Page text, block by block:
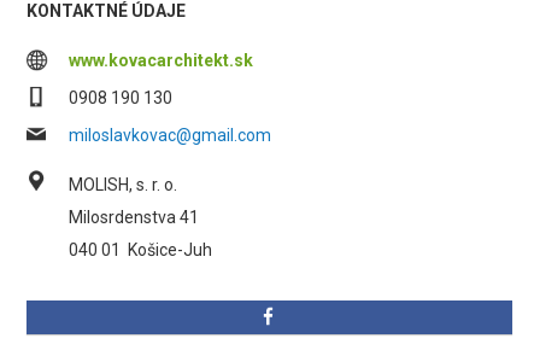
KONTAKTNÉ ÚDAJE
www.kovacarchitekt.sk
0908 190 130
miloslavkovac@gmail.com
MOLISH, s. r. o.
Milosrdenstva 41
040 01
Košice-Juh